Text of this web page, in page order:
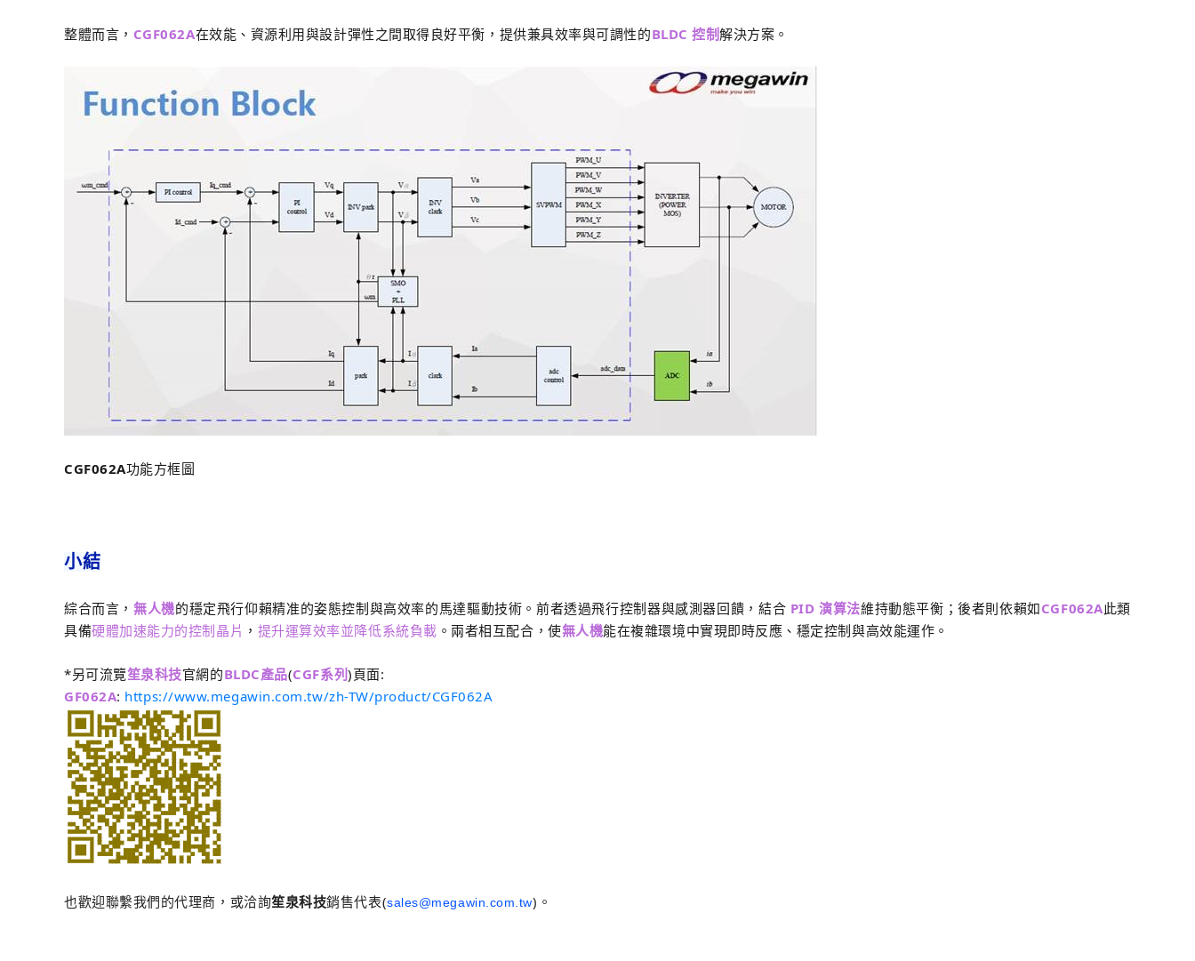
整體而言， CGF062A在效能、資源利用與設計彈性之間取得良好平衡，提供兼具效率與可調性的BLDC 控制解決方案。
CGF062A功能方框圖
小結
綜合而言，無人機的穩定飛行仰賴精准的姿態控制與高效率的馬達驅動技術。前者透過飛行控制器與感測器回饋，結合 PID 演算法維持動態平衡；後者則依賴如CGF062A此類
具備硬體加速能力的控制晶片 ， 提升運算效率並降低系統負載 。兩者相互配合，使無人機能在複雜環境中實現即時反應、穩定控制與高效能運作。
*另可流覽笙泉科技官網的BLDC產品(CGF系列)頁面:
GF062A: https://www.megawin.com.tw/zh-TW/product/CGF062A
也歡迎聯繫我們的代理商，或洽詢笙泉科技銷售代表(sales@megawin.com.tw) 。